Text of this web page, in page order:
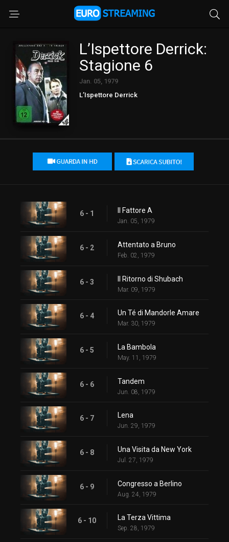
L’Ispettore Derrick:
Stagione 6
Jan. 05, 1979
L’Ispettore Derrick
6 - 1 Il Fattore A
Jan. 05, 1979
6 - 2 Attentato a Bruno
Feb. 02, 1979
6 - 3 Il Ritorno di Shubach
Mar. 09, 1979
6 - 4 Un Té di Mandorle Amare
Mar. 30, 1979
6 - 5 La Bambola
May. 11, 1979
6 - 6 Tandem
Jun. 08, 1979
6 - 7 Lena
Jun. 29, 1979
6 - 8 Una Visita da New York
Jul. 27, 1979
6 - 9 Congresso a Berlino
Aug. 24, 1979
6 - 10 La Terza Vittima
Sep. 28, 1979